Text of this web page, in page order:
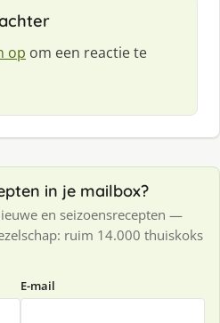
op om een reactie te
in je mailbox?
en seizoensrecepten —
ruim 14.000 thuiskoks
E-mail